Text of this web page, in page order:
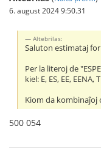
6. august 2024 9:50.31
Altebrilas:
Saluton estimataj
Per la literoj de
kiel: E, ES, EE, EENA,
Kiom da kombinaĵoj
500 054